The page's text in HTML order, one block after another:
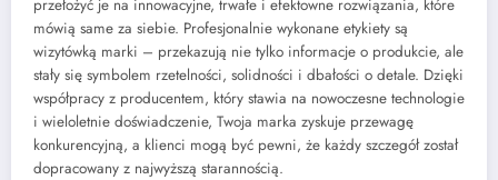
przełożyć je na innowacyjne, trwałe i efektowne rozwiązania, które
mówią same za siebie. Profesjonalnie wykonane etykiety są
wizytówką marki – przekazują nie tylko informacje o produkcie, ale
stały się symbolem rzetelności, solidności i dbałości o detale. Dzięki
współpracy z producentem, który stawia na nowoczesne technologie
i wieloletnie doświadczenie, Twoja marka zyskuje przewagę
konkurencyjną, a klienci mogą być pewni, że każdy szczegół został
dopracowany z najwyższą starannością.